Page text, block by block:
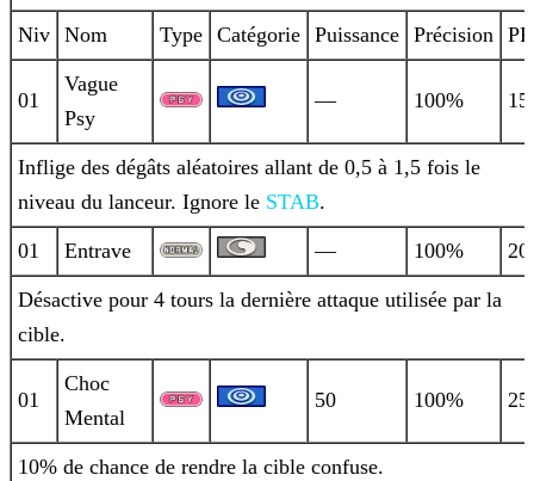
Niv Nom Type Catégorie Puissance Précision PP
01
Vague
Psy
— 100% 15
Inflige des dégâts aléatoires allant de 0,5 à 1,5 fois le
niveau du lanceur. Ignore le STAB.
01 Entrave — 100% 20
Désactive pour 4 tours la dernière attaque utilisée par la
cible.
01
Choc
Mental
50 100% 25
10% de chance de rendre la cible confuse.